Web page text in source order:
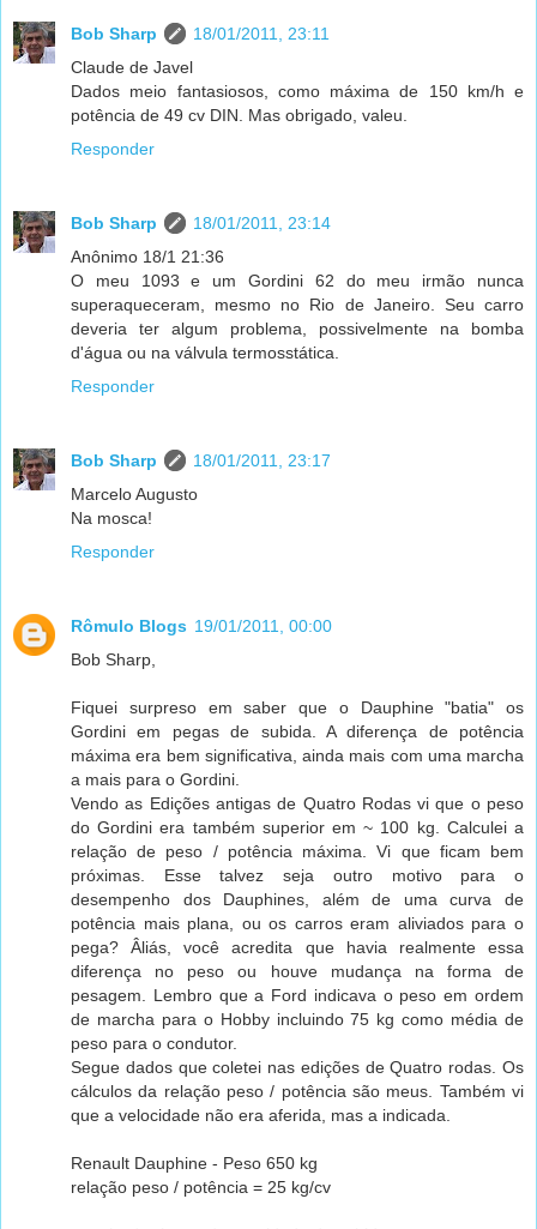
Bob Sharp
18/01/2011, 23:11
Claude de Javel
Dados meio fantasiosos, como máxima de 150 km/h e
potência de 49 cv DIN. Mas obrigado, valeu.
Responder
Bob Sharp
18/01/2011, 23:14
Anônimo 18/1 21:36
O meu 1093 e um Gordini 62 do meu irmão nunca
superaqueceram, mesmo no Rio de Janeiro. Seu carro
deveria ter algum problema, possivelmente na bomba
d'água ou na válvula termosstática.
Responder
Bob Sharp
18/01/2011, 23:17
Marcelo Augusto
Na mosca!
Responder
Rômulo Blogs 19/01/2011, 00:00
Bob Sharp,
Fiquei surpreso em saber que o Dauphine "batia" os
Gordini em pegas de subida. A diferença de potência
máxima era bem significativa, ainda mais com uma marcha
a mais para o Gordini.
Vendo as Edições antigas de Quatro Rodas vi que o peso
do Gordini era também superior em ~ 100 kg. Calculei a
relação de peso / potência máxima. Vi que ficam bem
próximas. Esse talvez seja outro motivo para o
desempenho dos Dauphines, além de uma curva de
potência mais plana, ou os carros eram aliviados para o
pega? Âliás, você acredita que havia realmente essa
diferença no peso ou houve mudança na forma de
pesagem. Lembro que a Ford indicava o peso em ordem
de marcha para o Hobby incluindo 75 kg como média de
peso para o condutor.
Segue dados que coletei nas edições de Quatro rodas. Os
cálculos da relação peso / potência são meus. Também vi
que a velocidade não era aferida, mas a indicada.
Renault Dauphine - Peso 650 kg
relação peso / potência = 25 kg/cv